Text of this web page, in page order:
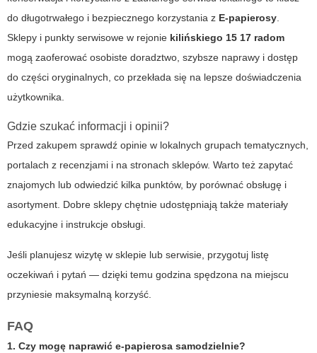
do długotrwałego i bezpiecznego korzystania z E-papierosy.
Sklepy i punkty serwisowe w rejonie kilińskiego 15 17 radom
mogą zaoferować osobiste doradztwo, szybsze naprawy i dostęp
do części oryginalnych, co przekłada się na lepsze doświadczenia
użytkownika.
Gdzie szukać informacji i opinii?
Przed zakupem sprawdź opinie w lokalnych grupach tematycznych,
portalach z recenzjami i na stronach sklepów. Warto też zapytać
znajomych lub odwiedzić kilka punktów, by porównać obsługę i
asortyment. Dobre sklepy chętnie udostępniają także materiały
edukacyjne i instrukcje obsługi.
Jeśli planujesz wizytę w sklepie lub serwisie, przygotuj listę
oczekiwań i pytań — dzięki temu godzina spędzona na miejscu
przyniesie maksymalną korzyść.
FAQ
1. Czy mogę naprawić e-papierosa samodzielnie?